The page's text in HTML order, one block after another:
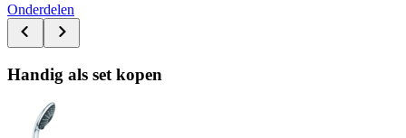
Onderdelen
Handig als set kopen